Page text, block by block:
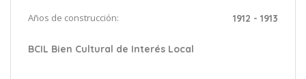
Años de construcción: 1912 - 1913
BCIL Bien Cultural de Interés Local